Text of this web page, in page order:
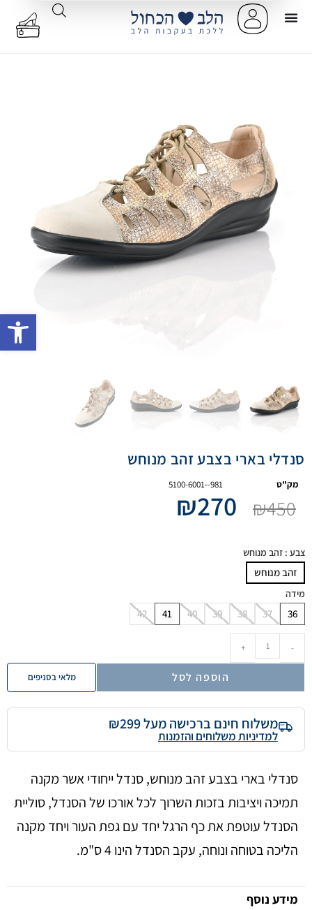
סנדלי בארי בצבע זהב מנוחש
מק"ט 5100-6001--981
₪450
₪270
צבע : זהב מנוחש
זהב מנוחש
מידה
36
37
38
39
40
41
42
-
+
הוספה לסל מלאי בסניפים
משלוח חינם ברכישה מעל ₪299
למדיניות משלוחים והזמנות
סנדלי בארי בצבע זהב מנוחש, סנדל ייחודי אשר מקנה
תמיכה ויציבות בזכות השרוך לכל אורכו של הסנדל, סוליית
הסנדל עוטפת את כף הרגל יחד עם גפת העור ויחד מקנה
הליכה בטוחה ונוחה, עקב הסנדל הינו 4 ס"מ.
מידע נוסף